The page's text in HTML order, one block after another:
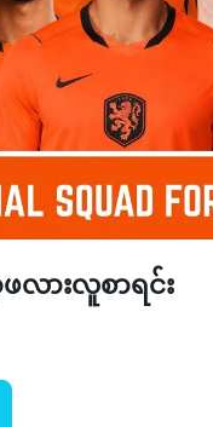
ားလူစာရင်း